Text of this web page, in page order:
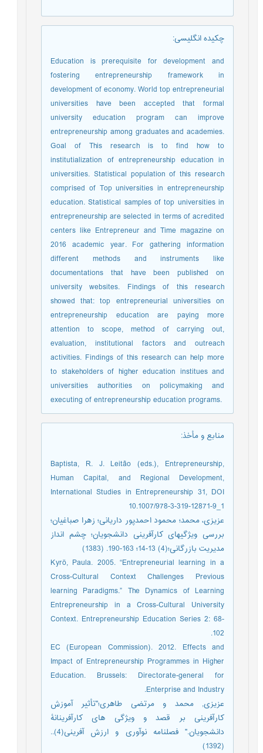
چکیده انگلیسی:
Education is prerequisite for development and
fostering entrepreneurship framework in
development of economy. World top entrepreneurial
universities have been accepted that formal
university education program can improve
entrepreneurship among graduates and academies.
Goal of This research is to find how to
institutialization of entrepreneurship education in
universities. Statistical population of this research
comprised of Top universities in entrepreneurship
education. Statistical samples of top universities in
entrepreneurship are selected in terms of acredited
centers like Entrepreneur and Time magazine on
2016 academic year. For gathering information
different methods and instruments like
documentations that have been published on
university websites. Findings of this research
showed that: top entrepreneurial universities on
entrepreneurship education are paying more
attention to scope, method of carrying out,
evaluation, institutional factors and outreach
activities. Findings of this research can help more
to stakeholders of higher education institues and
universities authorities on policymaking and
executing of entrepreneurship education programs.
منابع و مأخذ:
Baptista, R. J. Leitão (eds.), Entrepreneurship,
Human Capital, and Regional Development,
International Studies in Entrepreneurship 31, DOI
10.1007/978-3-319-12871-9_1
عزیزی، محمد؛ محمود احمدپور داریانی؛ زهرا صباغیان؛
بررسی ویژگیهای کارآفرینی دانشجویان؛ چشم انداز
مدیریت بازرگانی؛(4) 13-14؛ 163-190. (1383)
Kyrö, Paula. 2005. “Entrepreneurial learning in a
Cross-Cultural Context Challenges Previous
learning Paradigms.” The Dynamics of Learning
Entrepreneurship in a Cross-Cultural University
Context. Entrepreneurship Education Series 2: 68-
102.
EC (European Commission). 2012. Effects and
Impact of Entrepreneurship Programmes in Higher
Education. Brussels: Directorate-general for
Enterprise and Industry.
عزیزی, محمد و مرتضی طاهری؛"تأثیر آموزش
کارآفرینی بر قصد و ویژگی های کارآفرینانۀ
دانشجویان." فصلنامه نوآوری و ارزش آفرینی(4)..